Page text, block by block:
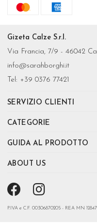
Gizeta Calze S.r.l.
Via Francia, 7/9 - 46042
info@sarahborghi.it
Tel: +39 0376 77421
SERVIZIO CLIENTI
CATEGORIE
GUIDA AL PRODOTTO
ABOUT US
P.IVA e C.F. 00306870205 - REA MN